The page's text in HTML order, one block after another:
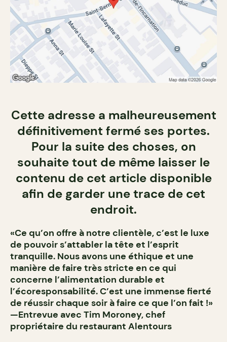
Cette adresse a malheureusement
définitivement fermé ses portes.
Pour la suite des choses, on
souhaite tout de même laisser le
contenu de cet article disponible
afin de garder une trace de cet
endroit.
«Ce qu’on offre à notre clientèle, c’est le luxe
de pouvoir s’attabler la tête et l’esprit
tranquille. Nous avons une éthique et une
manière de faire très stricte en ce qui
concerne l’alimentation durable et
l’écoresponsabilité. C’est une immense fierté
de réussir chaque soir à faire ce que l’on fait !»
—Entrevue avec Tim Moroney, chef
propriétaire du restaurant Alentours